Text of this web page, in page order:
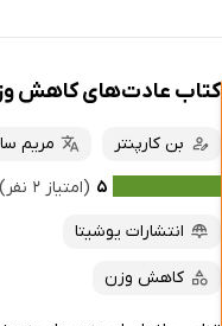
کتاب عادت‌های کاهش
بن کارپنتر
مریم
۵ (امتیاز ۲ نفر)
انتشارات یوشیتا
کاهش وزن